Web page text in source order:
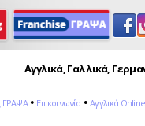
Αγγλικά, Γαλλικά,
ΓΡΑΨΑ• Επικοινωνία •Αγγλικά Online